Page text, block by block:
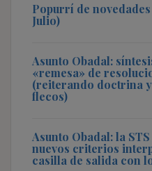
Popurrí de
Julio)
Asunto Obadal:
«remesa» de
(reiterando doctrina
flecos)
Asunto Obadal: la
nuevos criterios
casilla de salida con